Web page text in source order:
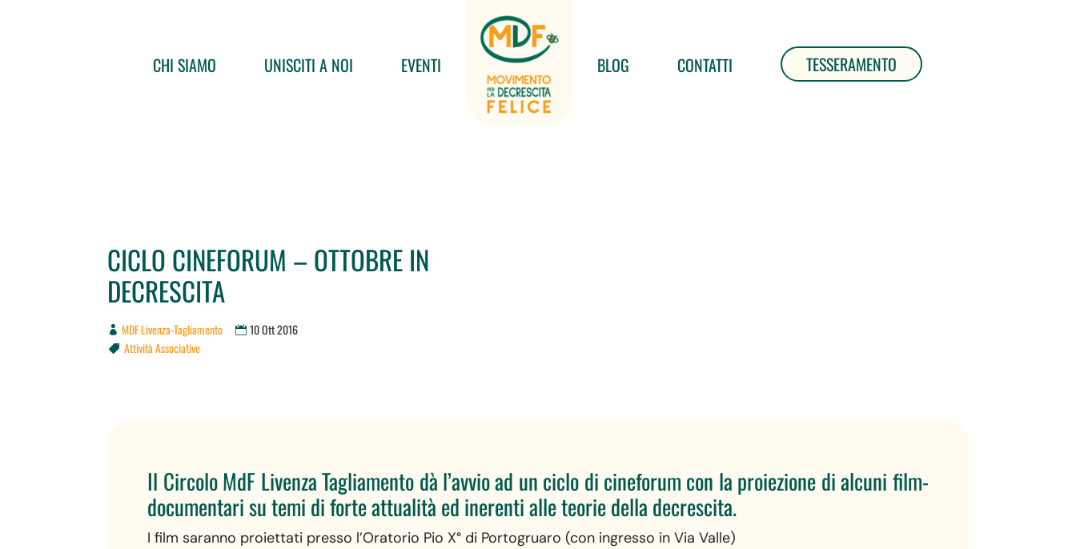
CHI SIAMO UNISCITI A NOI EVENTI BLOG CONTATTI TESSERAMENTO
CICLO CINEFORUM – OTTOBRE IN
DECRESCITA
MDF Livenza-Tagliamento 10 Ott 2016
 Attività Associative
Il Circolo MdF Livenza Tagliamento dà l’avvio ad un ciclo di cineforum con la proiezione di alcuni film-
documentari su temi di forte attualità ed inerenti alle teorie della decrescita.
I film saranno proiettati presso l’Oratorio Pio X° di Portogruaro (con ingresso in Via Valle)